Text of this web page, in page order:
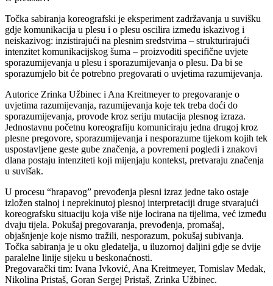
Točka sabiranja koreografski je eksperiment zadržavanja u suvišku
gdje komunikacija u plesu i o plesu oscilira između iskazivog i
neiskazivog: inzistirajući na plesnim sredstvima – strukturirajući
intenzitet komunikacijskog šuma – proizvoditi specifične uvjete
sporazumijevanja u plesu i sporazumijevanja o plesu. Da bi se
sporazumjelo bit će potrebno pregovarati o uvjetima razumijevanja.
Autorice Zrinka Užbinec i Ana Kreitmeyer to pregovaranje o
uvjetima razumijevanja, razumijevanja koje tek treba doći do
sporazumijevanja, provode kroz seriju mutacija plesnog izraza.
Jednostavnu početnu koreografiju komuniciraju jedna drugoj kroz
plesne pregovore, sporazumijevanja i nesporazume tijekom kojih tek
uspostavljene geste gube značenja, a povremeni pogledi i znakovi
dlana postaju intenziteti koji mijenjaju kontekst, pretvaraju značenja
u suvišak.
U procesu “hrapavog” prevođenja plesni izraz jedne tako ostaje
izložen stalnoj i neprekinutoj plesnoj interpretaciji druge stvarajući
koreografsku situaciju koja više nije locirana na tijelima, već između
dvaju tijela. Pokušaj pregovaranja, prevođenja, promašaj,
objašnjenje koje nismo tražili, nesporazum, pokušaj subivanja.
Točka sabiranja je u oku gledatelja, u iluzornoj daljini gdje se dvije
paralelne linije sijeku u beskonaćnosti.
Pregovarački tim: Ivana Ivković, Ana Kreitmeyer, Tomislav Medak,
Nikolina Pristaš, Goran Sergej Pristaš, Zrinka Užbinec.